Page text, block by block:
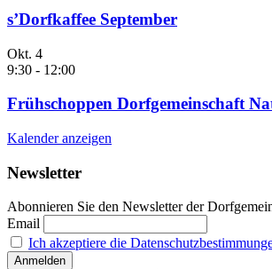
s’Dorfkaffee September
Okt. 4
9:30 - 12:00
Frühschoppen Dorfgemeinschaft
Kalender anzeigen
Newsletter
Abonnieren Sie den Newsletter der
Email
Ich akzeptiere die